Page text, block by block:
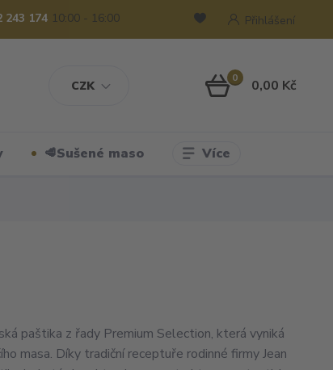
CZK
Přihlášení
243 174 10:00 - 16:00
0 0,00 Kč
🥩Sušené maso Více
paštika z řady Premium Selection, která vyniká
masa. Díky tradiční receptuře rodinné firmy Jean